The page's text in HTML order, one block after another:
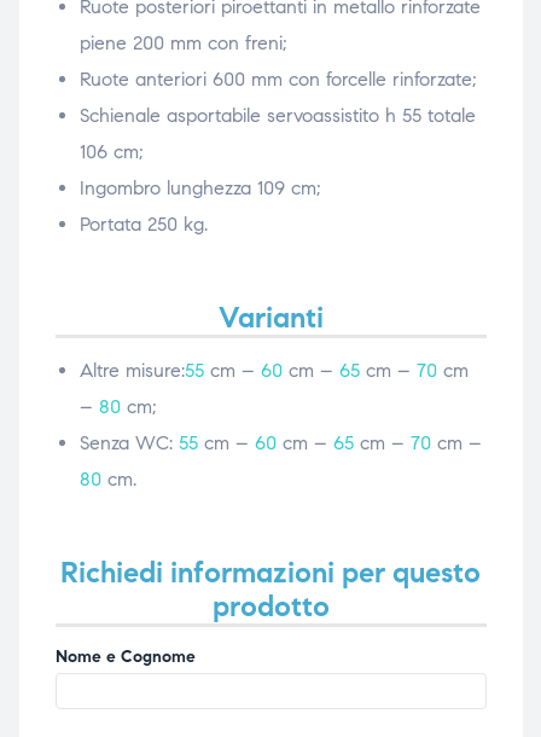
Ruote posteriori piroettanti in metallo rinforzate
piene 200 mm con freni;
Ruote anteriori 600 mm con forcelle rinforzate;
Schienale asportabile servoassistito h 55 totale
106 cm;
Ingombro lunghezza 109 cm;
Portata 250 kg.
Varianti
Altre misure:55cm – 60cm – 65cm – 70cm
– 80cm;
Senza WC: 55cm – 60cm – 65cm – 70cm –
80cm.
Richiedi informazioni per questo
prodotto
Nome e Cognome